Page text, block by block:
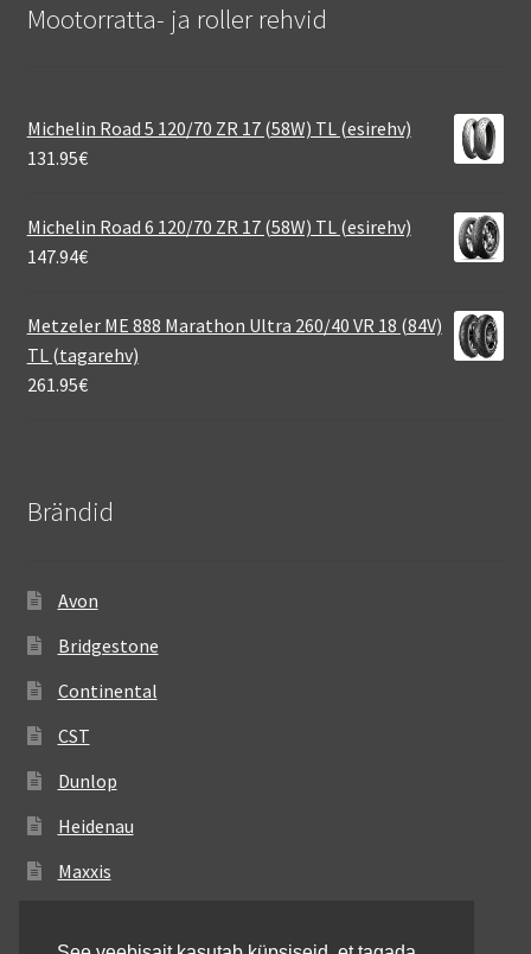
Mootorratta- ja roller rehvid
Michelin Road 5 120/70 ZR 17 (58W) TL (esirehv)
131.95€
Michelin Road 6 120/70 ZR 17 (58W) TL (esirehv)
147.94€
Metzeler ME 888 Marathon Ultra 260/40 VR 18 (84V)
TL (tagarehv)
261.95€
Brändid
Avon
Bridgestone
Continental
CST
Dunlop
Heidenau
Maxxis